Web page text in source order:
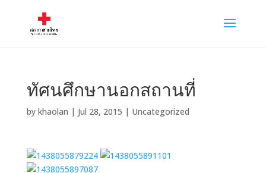
ทัศนศึกษานอกสถานที่
by khaolan | Jul 28, 2015 | Uncategorized